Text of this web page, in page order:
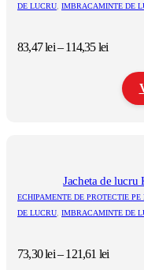
DE LUCRU IMBRACAMINTE DE
83,47lei– 114,35leiInterval
prețuri:
83,47
până
variații.
Opțiunile
pot
alese
în
Jacheta de
ECHIPAMENTE DE PROTECTIE PE
DE LUCRU IMBRACAMINTE DE
73,30lei– 121,61 leiInterval